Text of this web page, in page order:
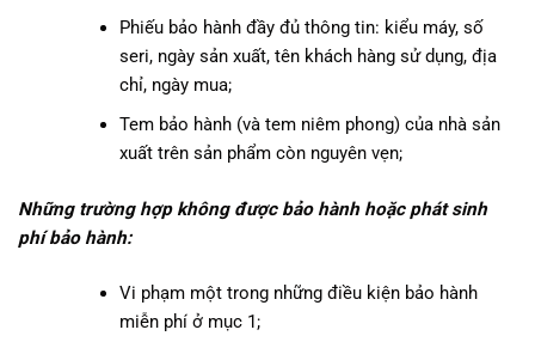
Phiếu bảo hành đầy đủ thông tin: kiểu máy, số
seri, ngày sản xuất, tên khách hàng sử dụng, địa
chỉ, ngày mua;
Tem bảo hành (và tem niêm phong) của nhà sản
xuất trên sản phẩm còn nguyên vẹn;
Những trường hợp không được bảo hành hoặc phát sinh
phí bảo hành:
Vi phạm một trong những điều kiện bảo hành
miễn phí ở mục 1;